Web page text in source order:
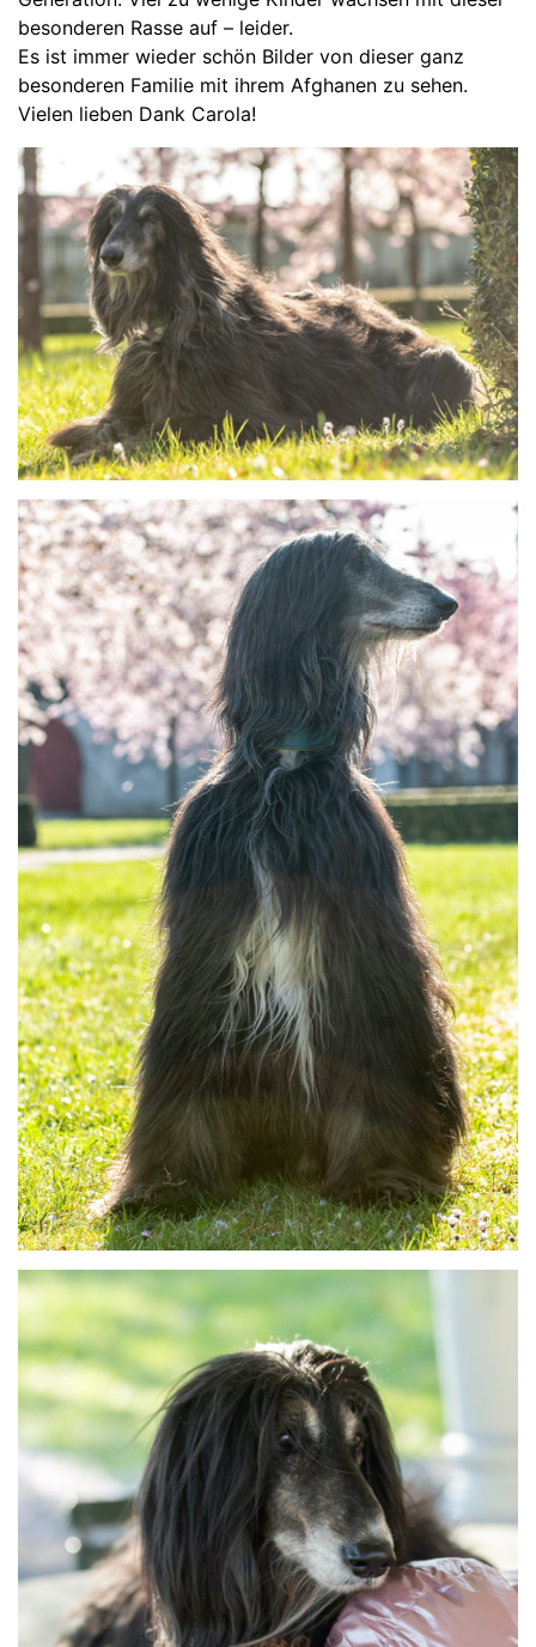
besonderen Rasse auf – leider.
Es ist immer wieder schön Bilder von dieser ganz
besonderen Familie mit ihrem Afghanen zu sehen.
Vielen lieben Dank Carola!